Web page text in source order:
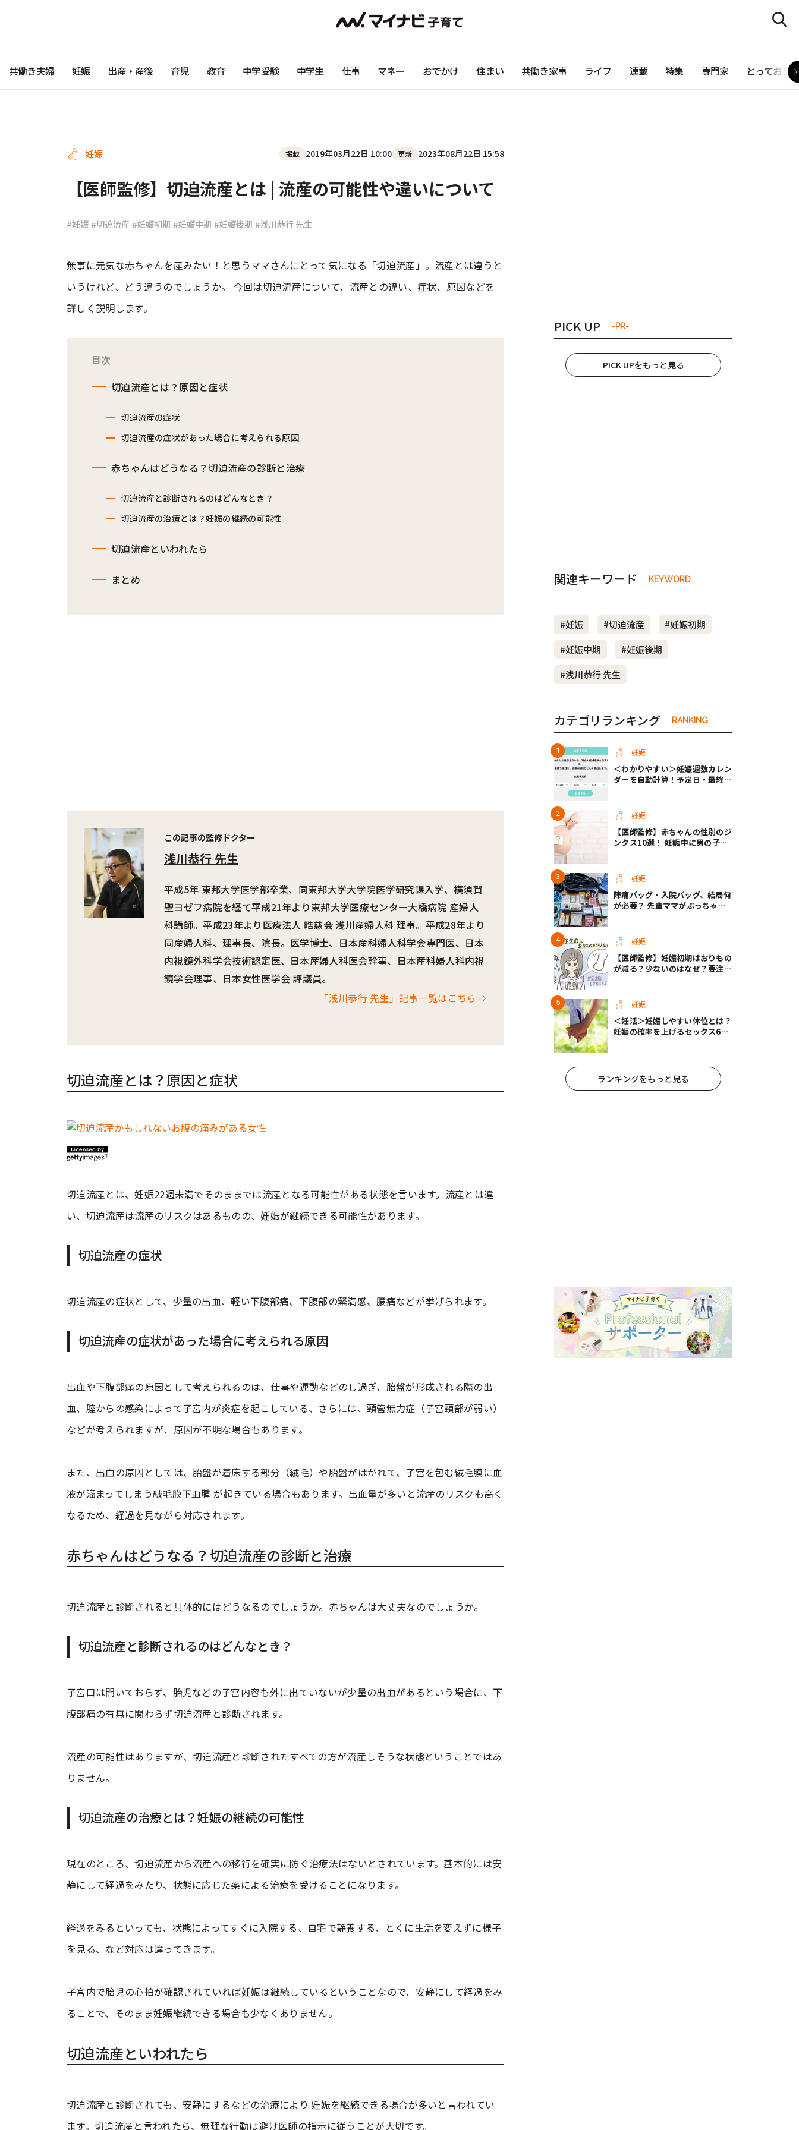
#ワンオペ育児
#渡邊大地の令和的ワーパパ道
共働き夫婦 妊娠 出産・産後 育児 教育 中学受験 中学生 仕事 マネー おでかけ 住まい 共働き家事 ライフ 連載 特集 専門家 とっておき
妊娠 掲載 2019年03月22日 10:00 更新 2023年08月22日 15:58
【医師監修】切迫流産とは | 流産の可能性や違いについて
#妊娠 #切迫流産 #妊娠初期 #妊娠中期 #妊娠後期 #浅川恭行 先生
無事に元気な赤ちゃんを産みたい！と思うママさんにとって気になる「切迫流産」。流産とは違うと
いうけれど、どう違うのでしょうか。 今回は切迫流産について、流産との違い、症状、原因などを
詳しく説明します。
目次
切迫流産とは？原因と症状
切迫流産の症状
切迫流産の症状があった場合に考えられる原因
赤ちゃんはどうなる？切迫流産の診断と治療
切迫流産と診断されるのはどんなとき？
切迫流産の治療とは？妊娠の継続の可能性
切迫流産といわれたら
まとめ
この記事の監修ドクター
浅川恭行 先生
平成5年 東邦大学医学部卒業、同東邦大学大学院医学研究課入学、横須賀
聖ヨゼフ病院を経て平成21年より東邦大学医療センター大橋病院 産婦人
科講師。平成23年より医療法人 晧慈会 浅川産婦人科 理事。平成28年より
同産婦人科、理事長、院長。医学博士、日本産科婦人科学会専門医、日本
内視鏡外科学会技術認定医、日本産婦人科医会幹事、日本産科婦人科内視
鏡学会理事、日本女性医学会 評議員。
「浅川恭行 先生」記事一覧はこちら⇒
切迫流産とは？原因と症状
切迫流産とは、妊娠22週未満でそのままでは流産となる可能性がある状態を言います。流産とは違
い、切迫流産は流産のリスクはあるものの、妊娠が継続できる可能性があります。
切迫流産の症状
切迫流産の症状として、少量の出血、軽い下腹部痛、下腹部の緊満感、腰痛などが挙げられます。
切迫流産の症状があった場合に考えられる原因
出血や下腹部痛の原因として考えられるのは、仕事や運動などのし過ぎ、胎盤が形成される際の出
血、腟からの感染によって子宮内が炎症を起こしている、さらには、頸管無力症（子宮頸部が弱い）
などが考えられますが、原因が不明な場合もあります。
また、出血の原因としては、胎盤が着床する部分（絨毛）や胎盤がはがれて、子宮を包む絨毛膜に血
液が溜まってしまう絨毛膜下血腫 が起きている場合もあります。出血量が多いと流産のリスクも高く
なるため、経過を見ながら対応されます。
赤ちゃんはどうなる？切迫流産の診断と治療
切迫流産と診断されると具体的にはどうなるのでしょうか。赤ちゃんは大丈夫なのでしょうか。
切迫流産と診断されるのはどんなとき？
子宮口は開いておらず、胎児などの子宮内容も外に出ていないが少量の出血があるという場合に、下
腹部痛の有無に関わらず切迫流産と診断されます。
流産の可能性はありますが、切迫流産と診断されたすべての方が流産しそうな状態ということではあ
りません。
切迫流産の治療とは？妊娠の継続の可能性
現在のところ、切迫流産から流産への移行を確実に防ぐ治療法はないとされています。基本的には安
静にして経過をみたり、状態に応じた薬による治療を受けることになります。
経過をみるといっても、状態によってすぐに入院する、自宅で静養する、とくに生活を変えずに様子
を見る、など対応は違ってきます。
子宮内で胎児の心拍が確認されていれば妊娠は継続しているということなので、安静にして経過をみ
ることで、そのまま妊娠継続できる場合も少なくありません。
切迫流産といわれたら
切迫流産と診断されても、安静にするなどの治療により 妊娠を継続できる場合が多いと言われてい
ます。切迫流産と言われたら、無理な行動は避け医師の指示に従うことが大切です。
PICK UP -PR-
PICK UPをもっと見る
関連キーワード KEYWORD
#妊娠 #切迫流産
#妊娠初期
#妊娠中期
#妊娠後期
#浅川恭行 先生
カテゴリランキング RANKING
妊娠
＜わかりやすい＞妊娠週数カレン
ダーを自動計算！予定日・最終生
妊娠
【医師監修】赤ちゃんの性別のジ
ンクス10選！ 妊娠中に男の子・
妊娠
陣痛バッグ・入院バッグ、結局何
が必要？ 先輩ママがぶっちゃけ
妊娠
【医師監修】妊娠初期はおりもの
が減る？少ないのはなぜ？要注意
妊娠
＜妊活＞妊娠しやすい体位とは？
妊娠の確率を上げるセックス6つ
ランキングをもっと見る